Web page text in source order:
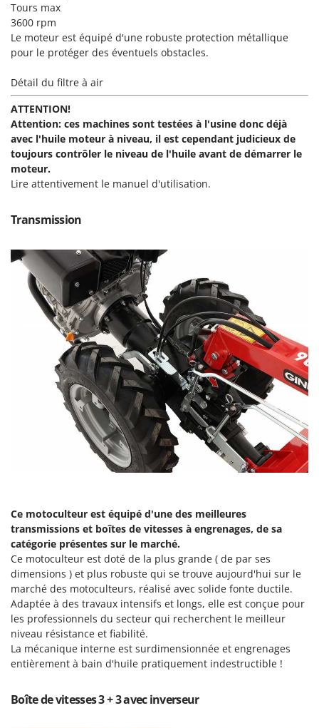
Makita
MAMMAMIA
Marcato
Marina Systems
Master
Mastercook
Masterpro
McCulloch
MCH
Mille
Minox
Mockmill
More than chef
MOSA
MOVA
Mowox
MTD
New O.M.R.A.
NuAir
NuovaFac
O
Officine Savioli
Oliviero
Olix
OMA
Omas
Ompagrill
Tours max
3600 rpm
Le moteur est équipé d'une robuste protection métallique
pour le protéger des éventuels obstacles.
Détail du filtre à air
ATTENTION!
Attention: ces machines sont testées à l'usine donc déjà
avec l'huile moteur à niveau, il est cependant judicieux de
toujours contrôler le niveau de l'huile avant de démarrer le
moteur.
Lire attentivement le manuel d'utilisation.
Transmission
Ce motoculteur est équipé d'une des meilleures
transmissions et boîtes de vitesses à engrenages, de sa
catégorie présentes sur le marché.
Ce motoculteur est doté de la plus grande ( de par ses
dimensions ) et plus robuste qui se trouve aujourd'hui sur le
marché des motoculteurs, réalisé avec solide fonte ductile.
Adaptée à des travaux intensifs et longs, elle est conçue pour
les professionnels du secteur qui recherchent le meilleur
niveau résistance et fiabilité.
La mécanique interne est surdimensionnée et engrenages
entièrement à bain d'huile pratiquement indestructible !
Boîte de vitesses 3 + 3 avec inverseur